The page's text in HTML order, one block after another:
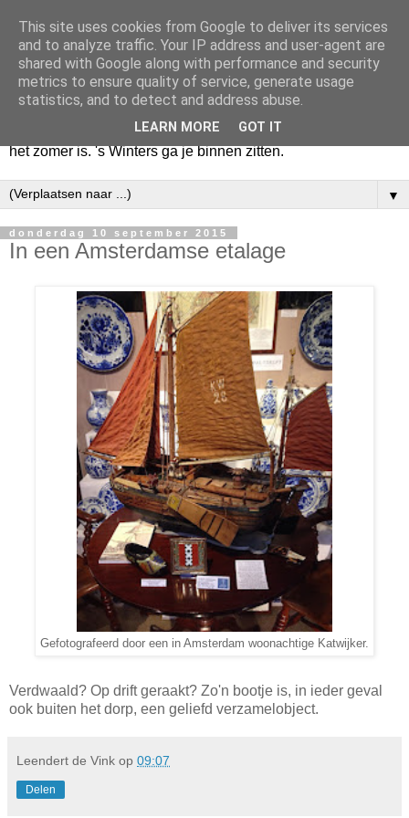
Huize Zeezicht
Als het lente is, lees ik een krant op een terras en drink een
latte uit een glas. Of om het even een boek met een
cappuccino of een dubbele espresso. Maar dat kan ook als
het zomer is. 's Winters ga je binnen zitten.
▼
donderdag 10 september 2015
In een Amsterdamse etalage
Gefotografeerd door een in Amsterdam woonachtige Katwijker.
Verdwaald? Op drift geraakt? Zo'n bootje is, in ieder geval
ook buiten het dorp, een geliefd verzamelobject.
Leendert de Vink op 09:07
Delen
This site uses cookies from Google to deliver its services
and to analyze traffic. Your IP address and user-agent are
shared with Google along with performance and security
metrics to ensure quality of service, generate usage
statistics, and to detect and address abuse.
LEARN MORE GOT IT